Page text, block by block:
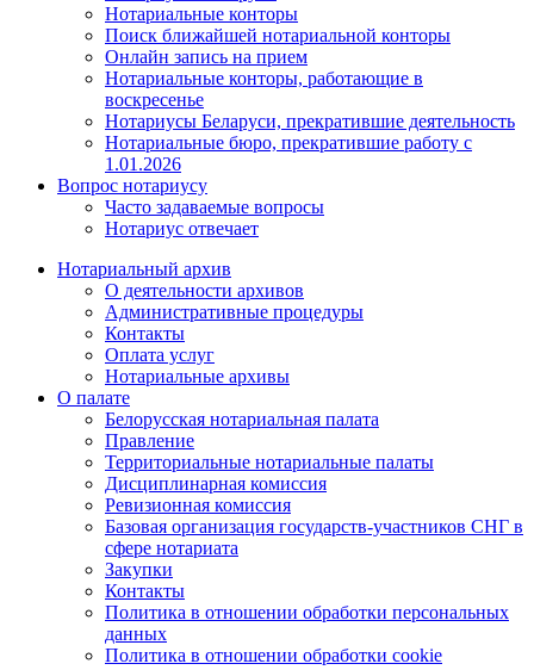
Нотариальные конторы
Поиск ближайшей нотариальной конторы
Онлайн запись на прием
Нотариальные конторы, работающие в
воскресенье
Нотариусы Беларуси, прекратившие деятельность
Нотариальные бюро, прекратившие работу с
1.01.2026
Вопрос нотариусу
Часто задаваемые вопросы
Нотариус отвечает
Нотариальный архив
О деятельности архивов
Административные процедуры
Контакты
Оплата услуг
Нотариальные архивы
О палате
Белорусская нотариальная палата
Правление
Территориальные нотариальные палаты
Дисциплинарная комиссия
Ревизионная комиссия
Базовая организация государств-участников СНГ в
сфере нотариата
Закупки
Контакты
Политика в отношении обработки персональных
данных
Политика в отношении обработки cookie